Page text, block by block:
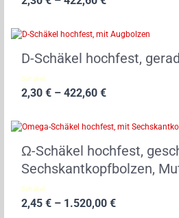
D-Schäkel hochfest,
Schäkel
2,30 €– 422,60 €
Ω-Schäkel hochfest,
Sechskantkopfbolzen,
Schäkel
2,45 €– 1.520,00 €